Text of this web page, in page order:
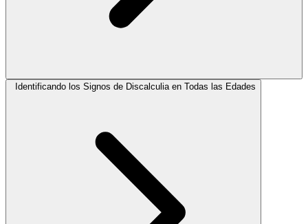
Identificando los Signos de Discalculia en Todas las Edades